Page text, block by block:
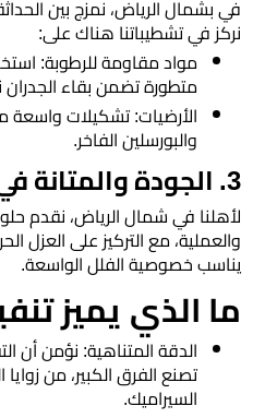
ديكورات
مرايا
​في بشمال الرياض، نمزج بين
نركز في تشطيباتنا هناك على:
​مواد مقاومة للرطوبة:
متطورة تضمن بقاء
​الأرضيات: تشكيلات واسعة
والبورسلين الفاخر.
​3. الجودة والمتانة في شمال الرياض
​لأهلنا في شمال الرياض، نقدم
والعملية، مع التركيز على العزل
يناسب خصوصية الفلل الواسعة.
ما الذي يميز
​الدقة المتناهية: نؤمن أن
تصنع الفرق الكبير، من
السيراميك.